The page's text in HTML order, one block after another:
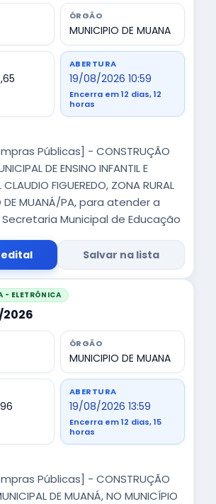
ÓRGÃO
MUNICIPIO DE MUANA
ABERTURA
19/08/2026 10:59
Encerra em 12 dias, 12
horas
Públicas] - CONSTRUÇÃO
DE ENSINO INFANTIL E
CLAUDIO FIGUEREDO, ZONA RURAL
DE MUANÁ/PA, para atender a
Municipal de Educação
edital Salvar na lista
- ELETRÔNICA
2026
ÓRGÃO
MUNICIPIO DE MUANA
ABERTURA
19/08/2026 13:59
Encerra em 12 dias, 15
horas
Públicas] - CONSTRUÇÃO
DE MUANÁ, NO MUNICÍPIO